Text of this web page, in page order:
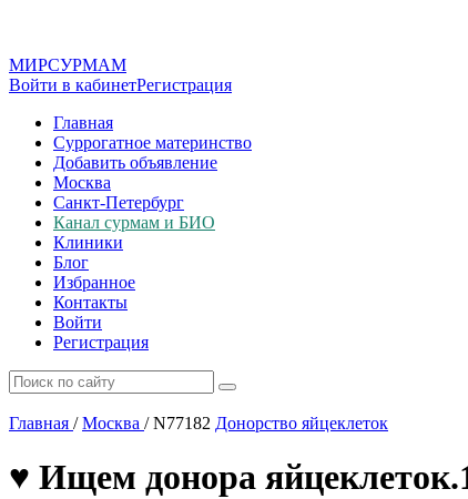
МИРСУРМАМ
Войти в кабинетРегистрация
Главная
Суррогатное материнство
Добавить объявление
Москва
Санкт-Петербург
Канал сурмам и БИО
Клиники
Блог
Избранное
Контакты
Войти
Регистрация
Главная / Москва /N77182 Донорство яйцеклеток
♥️ Ищем донора